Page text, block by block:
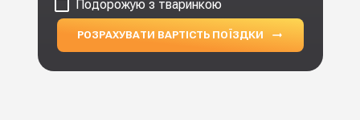
Подорожую з тваринкою
РОЗРАХУВАТИ ВАРТІСТЬ ПОЇЗДКИ